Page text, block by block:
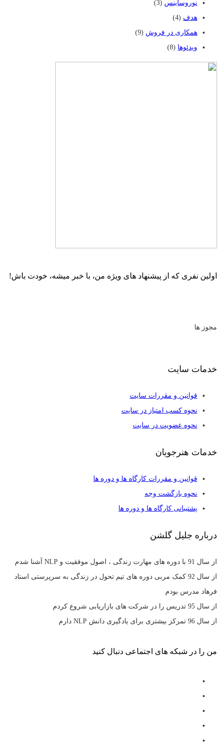
نوروساینس (3)
هدف (4)
همکاری در فروش (9)
ویدئوها (8)
اولین نفری که از پیشنهاد های ویژه من، با خبر میشه، خودت باش!
مجوز ها
خدمات سایت
قوانین و مقررات سایت
نحوه کسب امتیاز در سایت
نحوه عضویت در سایت
خدمات هنرجویان
قوانین و مقررات کارگاه ها و دوره ها
نحوه بازگشت وجه
پشتیبانی کارگاه ها و دوره ها
درباره جلیل گلشن
از سال 91 با دوره های مهارت زندگی ، اصول موفقیت و NLP آشنا شدم
از سال 92 کمک مربی دوره های تیم تحول در زندگی به سرپرستی استاد
فرهاد مدرس بودم
از سال 95 تدریس را در شرکت های بازاریابی شروع کردم
از سال 96 تمرکز بیشتری برای یادگیری دانش NLP دارم
من را در شبکه های اجتماعی دنبال کنید